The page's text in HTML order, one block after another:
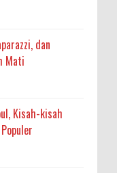
dan
Mati
Kisah-kisah